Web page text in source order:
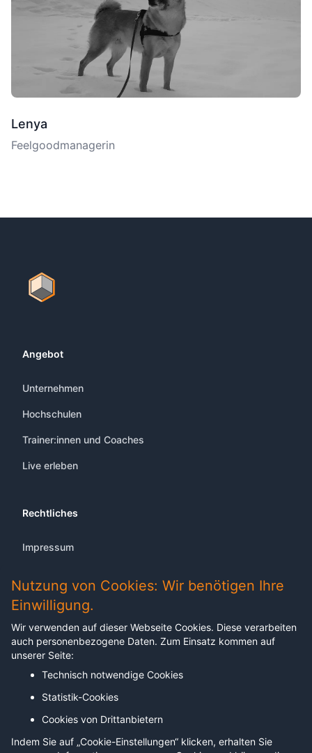
Nutzung von Cookies: Wir benötigen Ihre
Einwilligung.
Wir verwenden auf dieser Webseite Cookies. Diese verarbeiten
auch personenbezogene Daten. Zum Einsatz kommen auf
unserer Seite:
Technisch notwendige Cookies
Statistik-Cookies
Cookies von Drittanbietern
Indem Sie auf „Cookie-Einstellungen“ klicken, erhalten Sie
Lenya
Feelgoodmanagerin
Angebot
Unternehmen
Hochschulen
Trainer:innen und Coaches
Live erleben
Rechtliches
Impressum
Abonnieren Sie unseren Newsletter
Melden sich für unseren Newsletter an, um keine
Neuigkeiten, Blogartikel etc. zu verpassen.
Email address
Leave this field empty